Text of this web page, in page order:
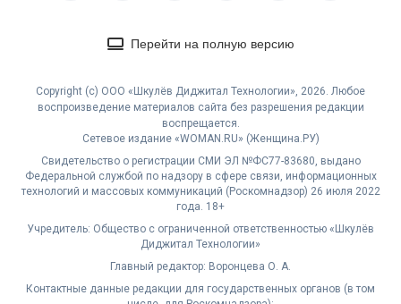
Перейти на полную версию
Copyright (с) ООО «Шкулёв Диджитал Технологии», 2026. Любое
воспроизведение материалов сайта без разрешения редакции
воспрещается.
Сетевое издание «WOMAN.RU» (Женщина.РУ)
Свидетельство о регистрации СМИ ЭЛ №ФС77-83680, выдано
Федеральной службой по надзору в сфере связи, информационных
технологий и массовых коммуникаций (Роскомнадзор) 26 июля 2022
года. 18+
Учредитель: Общество с ограниченной ответственностью «Шкулёв
Диджитал Технологии»
Главный редактор: Воронцева О. А.
Контактные данные редакции для государственных органов (в том